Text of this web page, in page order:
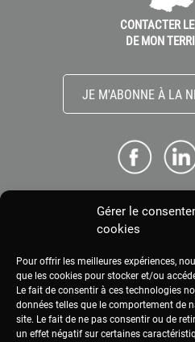
Gérer le
cookies
Pour offrir les meilleures expériences,
que les cookies pour stocker et/ou
Le fait de consentir à ces technologies
données telles que le comportement de
site. Le fait de ne pas consentir ou de
un effet négatif sur certaines
CONTACTER
DE MON
JE M'ABONNE À LA
ME
ESPACE
MENTIONS